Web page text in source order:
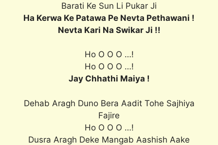
Barati Ke Sun Li Pukar Ji
Ha Kerwa Ke Patawa Pe Nevta Pethawani !
Nevta Kari Na Swikar Ji !!
Ho O O O …!
Ho O O O …!
Jay Chhathi Maiya !
Dehab Aragh Duno Bera Aadit Tohe Sajhiya
Fajire
Ho O O O …!
Dusra Aragh Deke Mangab Aashish Aake